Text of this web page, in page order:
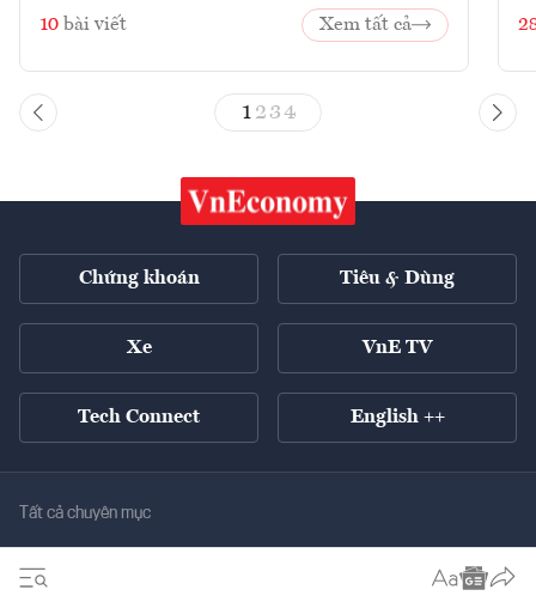
10 bài viết Xem tất cả
1 23 4
Chứng khoán Tiêu & Dùng
Xe VnE TV
Tech Connect English ++
Tất cả chuyên mục